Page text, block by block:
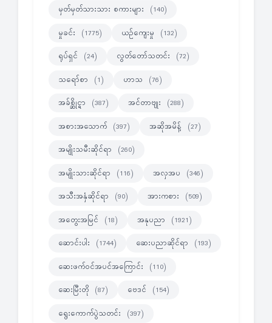
မှတ်မှတ်သားသား စကားများ (140)
မှုခင်း (1775) ယဉ်ကျေးမှု (132)
ရုပ်ရှင် (24) လွတ်တော်သတင်း (72)
သရော်စာ (1) ဟာသ (76)
အခ်စ္ဆိုင္ရာ (387) အင်တာဗျုး (288)
အစားအသောက် (397) အဆိုအမိန့် (27)
အမျိုးသမီးဆိုင်ရာ (260)
အမျိုးသားဆိုင်ရာ (116) အလှအပ (346)
အသီးအနှံဆိုင်ရာ (90) အားကစား (509)
အတွေးအမြင် (18) အနုပညာ (1921)
ဆောင်းပါး (1744) ဆေးပညာဆိုင်ရာ (193)
ဆေးဖက်ဝင်အပင်အကြောင်း (110)
ဆေးမြီးတို (87) ဗေဒင် (154)
ရွေးကောက်ပွဲသတင်း (397)